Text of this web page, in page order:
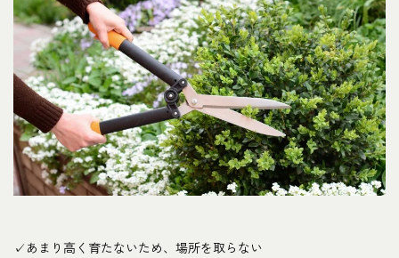
✓あまり高く育たないため、場所を取らない